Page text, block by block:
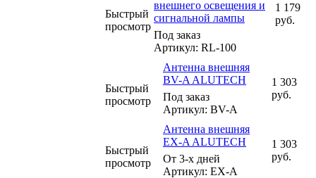
Быстрый
просмотр
внешнего освещения и
сигнальной лампы
Под заказ
Артикул: RL-100
1 179
руб.
Быстрый
просмотр
Антенна внешняя
BV-A ALUTECH
Под заказ
Артикул: BV-A
1 303
руб.
Быстрый
просмотр
Антенна внешняя
EX-A ALUTECH
От 3-х дней
Артикул: EX-A
1 303
руб.